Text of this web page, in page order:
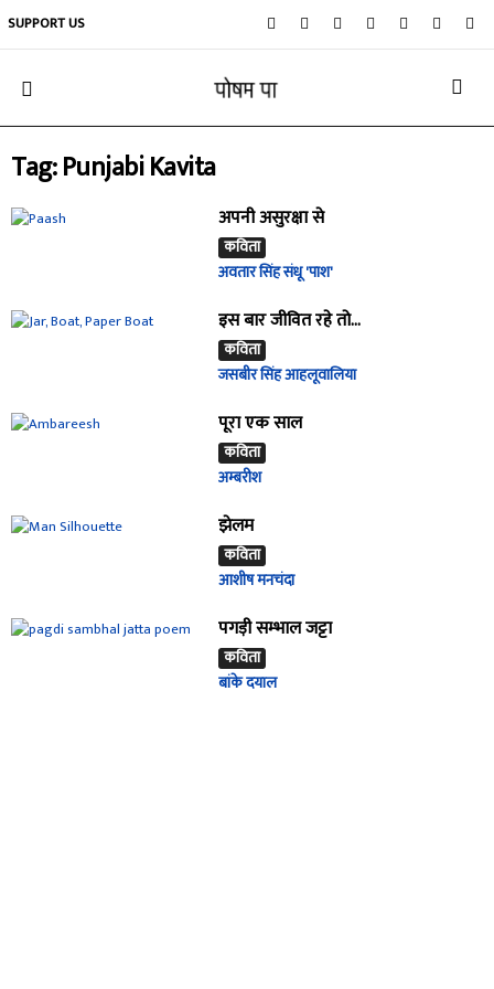
SUPPORT US
Tag: Punjabi Kavita
अपनी असुरक्षा से
कविता
अवतार सिंह संधू 'पाश'
इस बार जीवित रहे तो…
कविता
जसबीर सिंह आहलूवालिया
पूरा एक साल
कविता
अम्बरीश
झेलम
कविता
आशीष मनचंदा
पगड़ी सम्भाल जट्टा
कविता
बांके दयाल